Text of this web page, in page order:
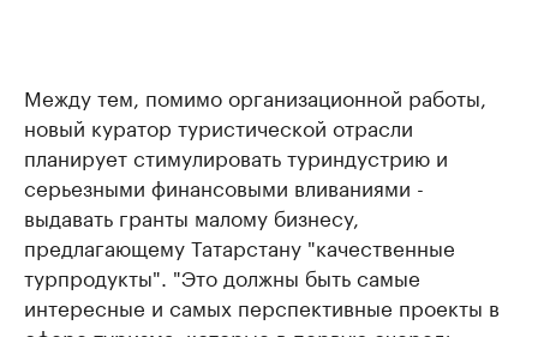
Между тем, помимо организационной работы,
новый куратор туристической отрасли
планирует стимулировать туриндустрию и
серьезными финансовыми вливаниями -
выдавать гранты малому бизнесу,
предлагающему Татарстану "качественные
турпродукты". "Это должны быть самые
интересные и самых перспективные проекты в